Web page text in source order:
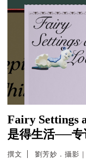
Fairy
是得生活──专
撰文 劉芳妙．攝影